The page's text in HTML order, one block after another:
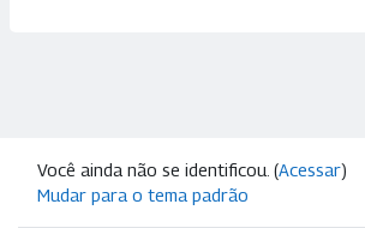
Você ainda não se identificou. (Acessar)
Mudar para o tema padrão